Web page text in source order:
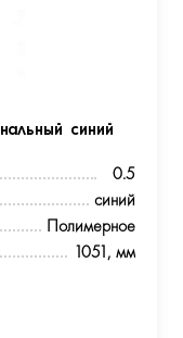
синий
0.5
синий
Полимерное
1051, мм